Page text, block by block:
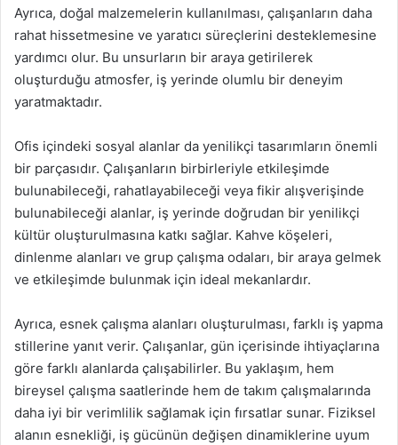
Ayrıca, doğal malzemelerin kullanılması, çalışanların daha
rahat hissetmesine ve yaratıcı süreçlerini desteklemesine
yardımcı olur. Bu unsurların bir araya getirilerek
oluşturduğu atmosfer, iş yerinde olumlu bir deneyim
yaratmaktadır.
Ofis içindeki sosyal alanlar da yenilikçi tasarımların önemli
bir parçasıdır. Çalışanların birbirleriyle etkileşimde
bulunabileceği, rahatlayabileceği veya fikir alışverişinde
bulunabileceği alanlar, iş yerinde doğrudan bir yenilikçi
kültür oluşturulmasına katkı sağlar. Kahve köşeleri,
dinlenme alanları ve grup çalışma odaları, bir araya gelmek
ve etkileşimde bulunmak için ideal mekanlardır.
Ayrıca, esnek çalışma alanları oluşturulması, farklı iş yapma
stillerine yanıt verir. Çalışanlar, gün içerisinde ihtiyaçlarına
göre farklı alanlarda çalışabilirler. Bu yaklaşım, hem
bireysel çalışma saatlerinde hem de takım çalışmalarında
daha iyi bir verimlilik sağlamak için fırsatlar sunar. Fiziksel
alanın esnekliği, iş gücünün değişen dinamiklerine uyum